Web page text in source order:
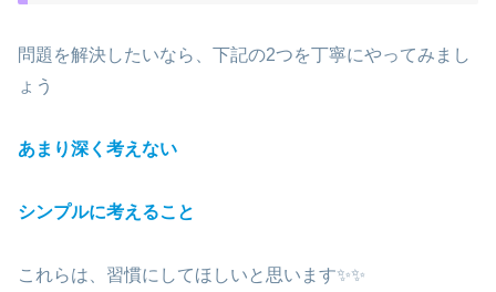
問題を解決したいなら、下記の2つを丁寧にやってみまし
ょう
あまり深く考えない
シンプルに考えること
これらは、習慣にしてほしいと思います✨✨